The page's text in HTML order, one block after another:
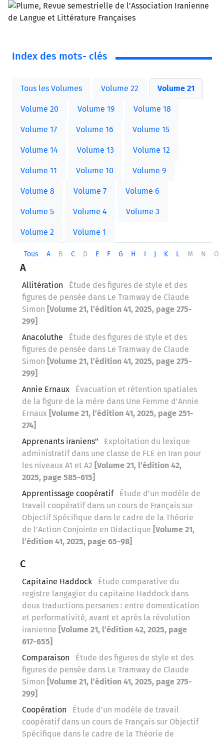
Index des mots- clés
Tous les Volumes Volume 22 Volume 21
Volume 20 Volume 19 Volume 18
Volume 17 Volume 16 Volume 15
Volume 14 Volume 13 Volume 12
Volume 11 Volume 10 Volume 9
Volume 8 Volume 7 Volume 6
Volume 5 Volume 4 Volume 3
Volume 2 Volume 1
Tous A B C D E F G H I J K L M N O
A
Allitération
Étude des figures de style et des
figures de pensée dans Le Tramway de Claude
Simon [Volume 21, l’édition 41, 2025, page 275-
299]
Anacoluthe
Étude des figures de style et des
figures de pensée dans Le Tramway de Claude
Simon [Volume 21, l’édition 41, 2025, page 275-
299]
Annie Ernaux
Évacuation et rétention spatiales
de la figure de la mère dans Une Femme d’Annie
Ernaux [Volume 21, l’édition 41, 2025, page 251-
274]
Apprenants iraniens"
Exploitation du lexique
administratif dans une classe de FLE en Iran pour
les niveaux A1 et A2 [Volume 21, l’édition 42,
2025, page 585-615]
Apprentissage coopératif
Étude d’un modèle de
travail coopératif dans un cours de Français sur
Objectif Spécifique dans le cadre de la Théorie
de l’Action Conjointe en Didactique [Volume 21,
l’édition 41, 2025, page 65-98]
C
Capitaine Haddock
Étude comparative du
registre langagier du capitaine Haddock dans
deux traductions persanes : entre domestication
et performativité, avant et après la révolution
iranienne [Volume 21, l’édition 42, 2025, page
617-655]
Comparaison
Étude des figures de style et des
figures de pensée dans Le Tramway de Claude
Simon [Volume 21, l’édition 41, 2025, page 275-
299]
Coopération
Étude d’un modèle de travail
coopératif dans un cours de Français sur Objectif
Spécifique dans le cadre de la Théorie de